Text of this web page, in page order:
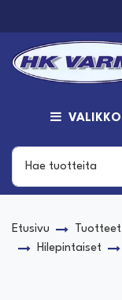
VALIKKO
Etusivu Tuotteet
Hilepintaiset